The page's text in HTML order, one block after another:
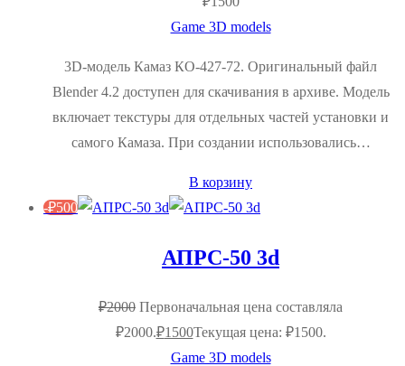
Game 3D models
3D-модель Камаз КО-427-72. Оригинальный файл
Blender 4.2 доступен для скачивания в архиве. Модель
включает текстуры для отдельных частей установки и
самого Камаза. При создании использовались…
В корзину
-₽500
АПРС-50 3d
₽2000 Первоначальная цена составляла
₽2000.₽1500Текущая цена: ₽1500.
Game 3D models